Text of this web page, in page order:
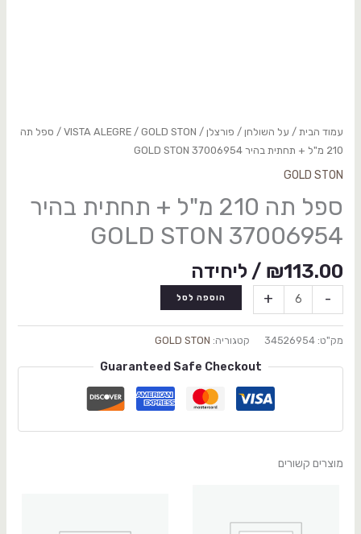
עמוד הבית/ על השולחן / פורצלן /
VISTA ALEGRE /GOLD STON
/ ספל תה
210 מ"ל + תחתית בהיר 37006954 GOLD STON
GOLD STON
ספל תה 210 מ"ל + תחתית בהיר
37006954 GOLD STON
₪113.00 / ליחידה
-
+ הוספה לסל
מק"ט: 34526954 קטגוריה: GOLD STON
Guaranteed Safe Checkout
מוצרים קשורים